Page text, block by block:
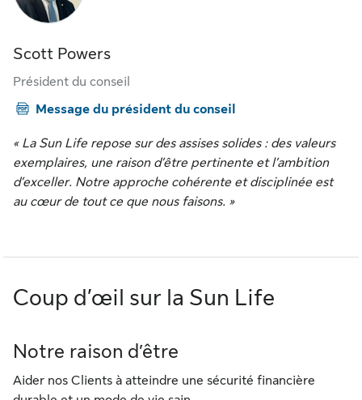
Scott Powers
Président du conseil
Message du président du conseil
« La Sun Life repose sur des assises solides : des valeurs
exemplaires, une raison d’être pertinente et l’ambition
d’exceller. Notre approche cohérente et disciplinée est
au cœur de tout ce que nous faisons. »
Coup d’œil sur la Sun Life
Notre raison d’être
Aider nos Clients à atteindre une sécurité financière